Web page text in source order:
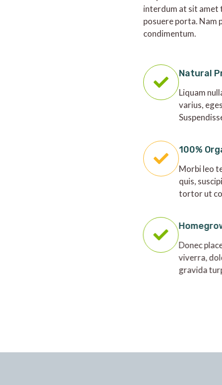
interdum at sit amet
posuere porta. Nam
condimentum.
Natural
Liquam
varius,
100%
Morbi leo
quis,
tortor ut
Donec
viverra,
gravida